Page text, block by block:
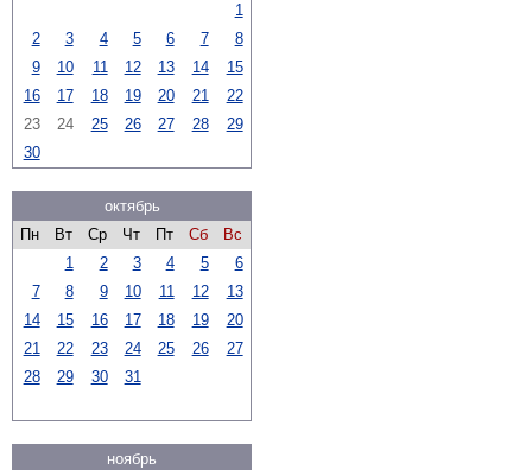
1
2
3 4 5 6 7
8
9
10 11 12 13 14
15
16
17 18 19 20 21
22
23
24 25 26 27 28
29
30
октябрь
Пн
Вт Ср Чт Пт Сб
Вс
1
2 3 4 5
6
7
8 9 10 11 12
13
14
15 16 17 18 19
20
21
22 23 24 25 26
27
28
29 30 31
ноябрь